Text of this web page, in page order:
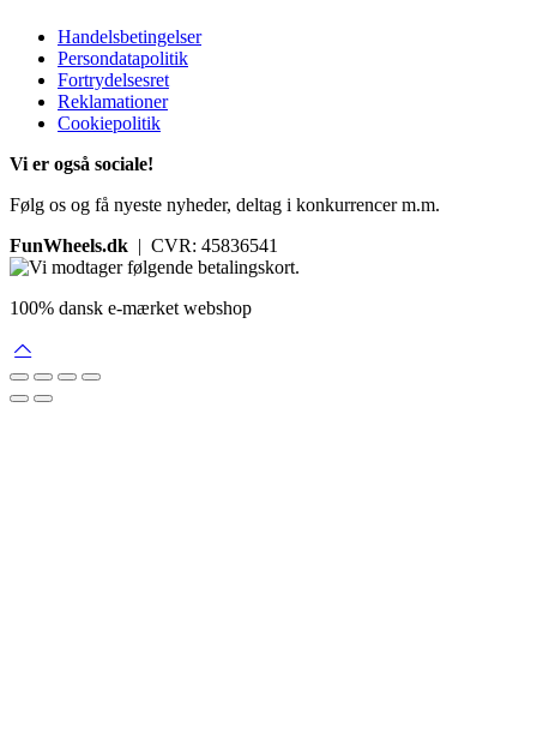
Handelsbetingelser
Persondatapolitik
Fortrydelsesret
Reklamationer
Cookiepolitik
Vi er også sociale!
Følg os og få nyeste nyheder, deltag i konkurrencer m.m.
FunWheels.dk | CVR: 45836541
100% dansk e-mærket webshop